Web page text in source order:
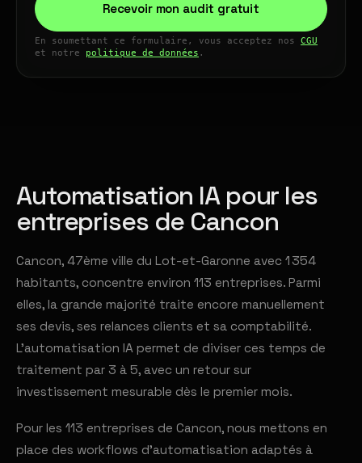
Recevoir mon audit gratuit
En soumettant ce formulaire, vous acceptez nos CGU
et notre politique de données .
Automatisation IA pour les
entreprises de Cancon
Cancon, 47ème ville du Lot-et-Garonne avec 1 354
habitants, concentre environ 113 entreprises. Parmi
elles, la grande majorité traite encore manuellement
ses devis, ses relances clients et sa comptabilité.
L'automatisation IA permet de diviser ces temps de
traitement par 3 à 5, avec un retour sur
investissement mesurable dès le premier mois.
Pour les 113 entreprises de Cancon, nous mettons en
place des workflows d'automatisation adaptés à